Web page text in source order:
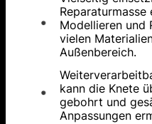
Reparaturmasse
Modellieren und
vielen
Außenbereich.
kann die Knete
gebohrt und
Anpassungen